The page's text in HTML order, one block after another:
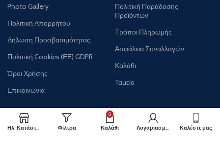
Photo Gallery
Πολιτική Απορρήτου
Δήλωση Προσβασιμότητας
Πολιτική Cookies (ΕΕ) GDPR
Όροι Χρήσης
Επικοινωνία
Πολιτική Παράδοσης
Προϊόντων
Τρόποι Πληρωμής
Ασφάλεια Συναλλαγών
Καλάθι
Ταμείο
ΛΟΓΑΡΙΑΣΜΟΣ
Ηλ. Κατάστημα Φίλτρα
0
Καλάθι Λογαριασμός Καλέστε μας